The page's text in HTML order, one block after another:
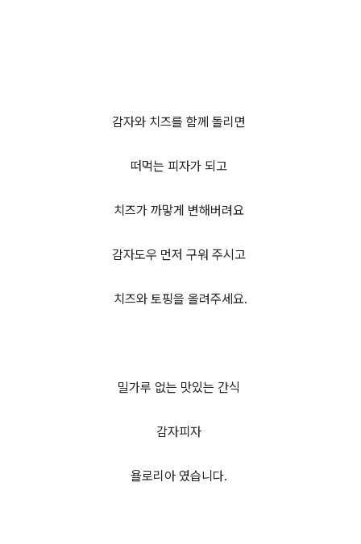
감자와 치즈를 함께 돌리면
떠먹는 피자가 되고
치즈가 까맣게 변해버려요
감자도우 먼저 구워 주시고
치즈와 토핑을 올려주세요.
밀가루 없는 맛있는 간식
감자피자
욜로리아 였습니다.